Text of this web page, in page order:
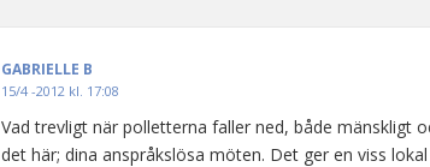
GABRIELLE B
15/4 -2012 kl. 17:08
Vad trevligt när polletterna faller ned, både mänskligt
det här; dina anspråkslösa möten. Det ger en viss